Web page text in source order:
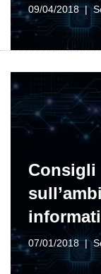
09/04/2018
Consigli
07/01/2018